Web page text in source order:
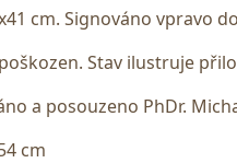
cm. Signováno vpravo
Stav ilustruje
a posouzeno PhDr.
cm